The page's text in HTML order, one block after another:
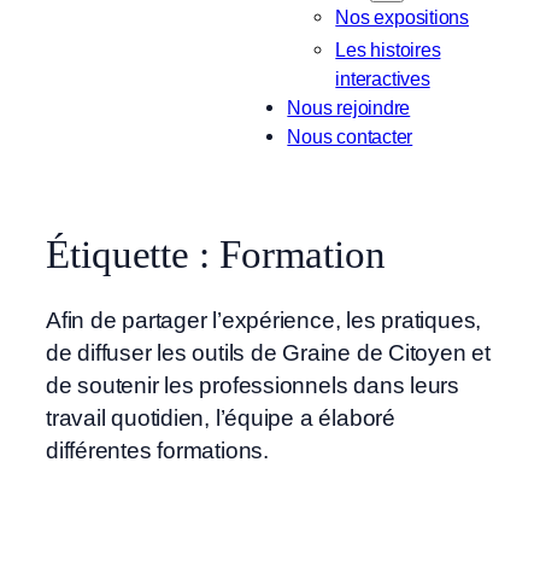
Nos expositions
Les histoires
interactives
Nous rejoindre
Nous contacter
Étiquette : Formation
Afin de partager l’expérience, les pratiques,
de diffuser les outils de Graine de Citoyen et
de soutenir les professionnels dans leurs
travail quotidien, l’équipe a élaboré
différentes formations.